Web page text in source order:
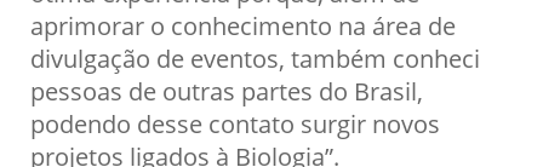
aprimorar o conhecimento na área de
divulgação de eventos, também conheci
pessoas de outras partes do Brasil,
podendo desse contato surgir novos
projetos ligados à Biologia”.